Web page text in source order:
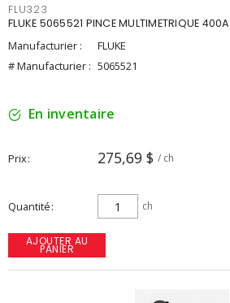
FLU323
FLUKE 5065521 PINCE MULTIMETRIQUE
Manufacturier :
FLUKE
# Manufacturier : 5065521
En inventaire
Prix 275,69 $ / ch
Quantité ch
AJOUTER AU
PANIER